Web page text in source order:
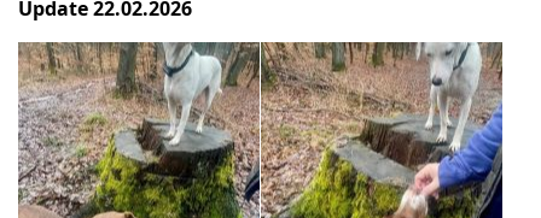
Update 22.02.2026